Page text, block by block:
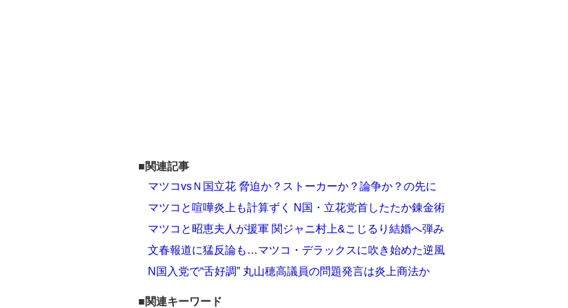
■関連記事
マツコvsＮ国立花 脅迫か？ストーカーか？論争か？の先に
マツコと喧嘩炎上も計算ずく N国・立花党首したたか錬金術
マツコと昭恵夫人が援軍 関ジャニ村上&こじるり結婚へ弾み
文春報道に猛反論も…マツコ・デラックスに吹き始めた逆風
N国入党で“舌好調” 丸山穂高議員の問題発言は炎上商法か
■関連キーワード